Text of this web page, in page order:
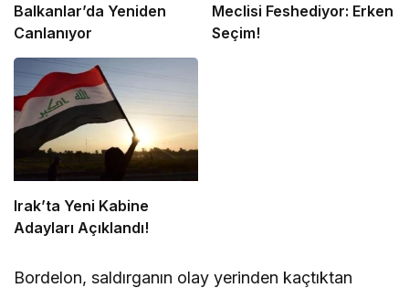
Balkanlar’da Yeniden
Canlanıyor
Meclisi Feshediyor: Erken
Seçim!
Irak’ta Yeni Kabine
Adayları Açıklandı!
Bordelon, saldırganın olay yerinden kaçtıktan